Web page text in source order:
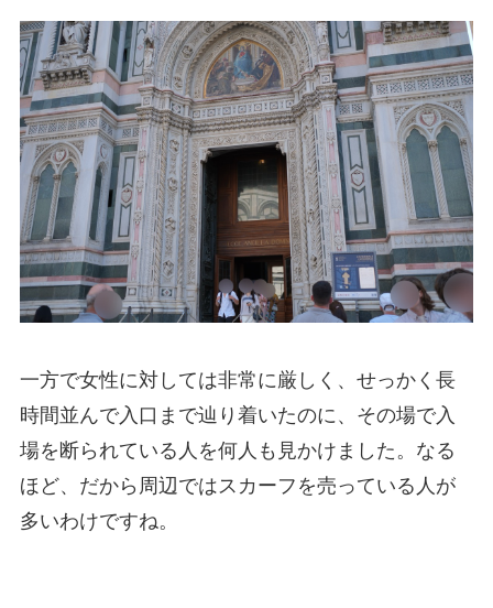
一方で女性に対しては非常に厳しく、せっかく長
時間並んで入口まで辿り着いたのに、その場で入
場を断られている人を何人も見かけました。なる
ほど、だから周辺ではスカーフを売っている人が
多いわけですね。